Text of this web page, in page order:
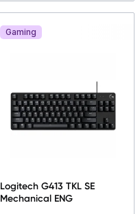
Gaming
Logitech G413 TKL SE
Mechanical ENG